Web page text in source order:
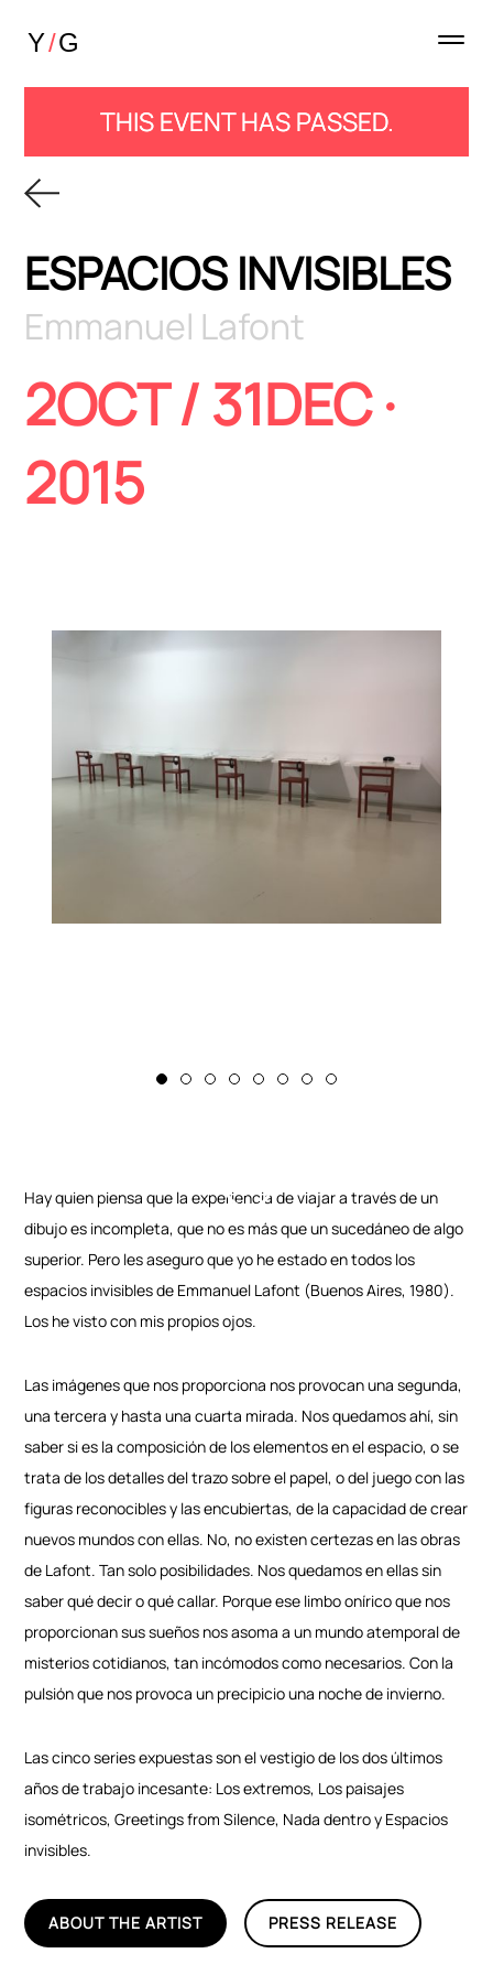
THIS EVENT HAS PASSED.
ESPACIOS INVISIBLES
Emmanuel Lafont
2OCT / 31DEC ·
2015
Hay quien piensa que la experiencia de viajar a través de un
dibujo es incompleta, que no es más que un sucedáneo de algo
superior. Pero les aseguro que yo he estado en todos los
espacios invisibles de Emmanuel Lafont (Buenos Aires, 1980).
Los he visto con mis propios ojos.
Las imágenes que nos proporciona nos provocan una segunda,
una tercera y hasta una cuarta mirada. Nos quedamos ahí, sin
saber si es la composición de los elementos en el espacio, o se
trata de los detalles del trazo sobre el papel, o del juego con las
figuras reconocibles y las encubiertas, de la capacidad de crear
nuevos mundos con ellas. No, no existen certezas en las obras
de Lafont. Tan solo posibilidades. Nos quedamos en ellas sin
saber qué decir o qué callar. Porque ese limbo onírico que nos
proporcionan sus sueños nos asoma a un mundo atemporal de
misterios cotidianos, tan incómodos como necesarios. Con la
pulsión que nos provoca un precipicio una noche de invierno.
Las cinco series expuestas son el vestigio de los dos últimos
años de trabajo incesante: Los extremos, Los paisajes
isométricos, Greetings from Silence, Nada dentro y Espacios
invisibles.
ABOUT THE ARTIST PRESS RELEASE